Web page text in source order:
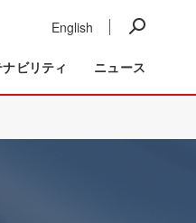
English
IR情報 事業紹介
ビリティ ニュース